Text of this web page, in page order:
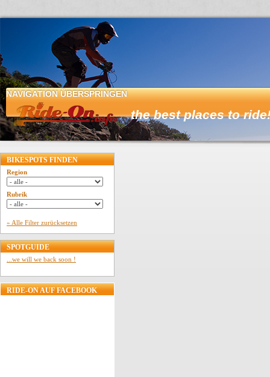
NAVIGATION ÜBERSPRINGEN
HOME
BIKESPOTS FINDEN
Region
Rubrik
» Alle Filter zurücksetzen
SPOTGUIDE
...we will we back soon !
RIDE-ON AUF FACEBOOK